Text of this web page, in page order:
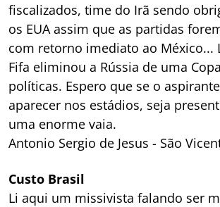
fiscalizados, time do Irã sendo
os EUA assim que as partidas
com retorno imediato ao México...
Fifa eliminou a Rússia de uma
políticas. Espero que se o
aparecer nos estádios, seja
uma enorme vaia.
Antonio Sergio de Jesus - São
Custo Brasil
Li aqui um missivista falando ser